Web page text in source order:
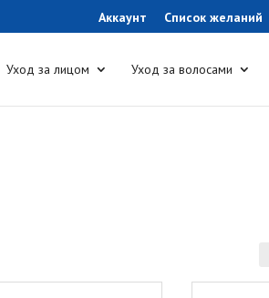
Аккаунт Список желаний
Уход за лицом Уход за волосами